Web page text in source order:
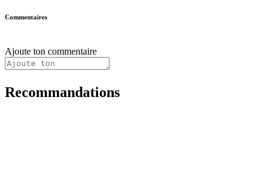
Commentaires
Ajoute ton commentaire
Recommandations